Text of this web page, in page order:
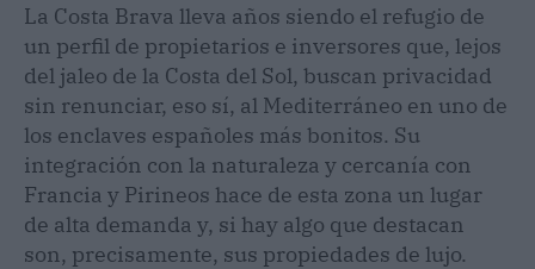
La Costa Brava lleva años siendo el refugio de
un perfil de propietarios e inversores que, lejos
del jaleo de la Costa del Sol, buscan privacidad
sin renunciar, eso sí, al Mediterráneo en uno de
los enclaves españoles más bonitos. Su
integración con la naturaleza y cercanía con
Francia y Pirineos hace de esta zona un lugar
de alta demanda y, si hay algo que destacan
son, precisamente, sus propiedades de lujo.